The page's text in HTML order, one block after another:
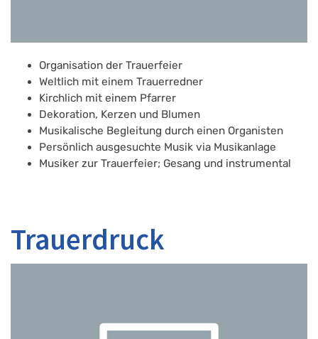
Organisation der Trauerfeier
Weltlich mit einem Trauerredner
Kirchlich mit einem Pfarrer
Dekoration, Kerzen und Blumen
Musikalische Begleitung durch einen Organisten
Persönlich ausgesuchte Musik via Musikanlage
Musiker zur Trauerfeier; Gesang und instrumental
Trauerdruck